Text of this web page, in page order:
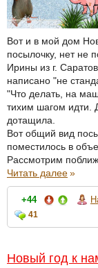
Вот и в мой дом
посылочку, нет не
Ирины из г.
написано "не
"Что делать, на
тихим шагом идти.
дотащила.
Вот общий вид
поместилось в
Рассмотрим
Читать далее»
+44
41
Новый год к